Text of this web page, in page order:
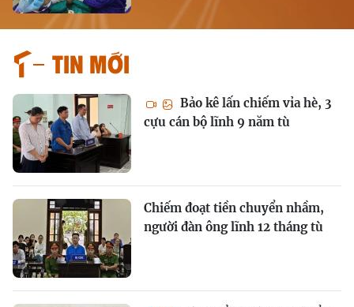
Tin mới
Bảo kê lấn chiếm vỉa hè, 3
cựu cán bộ lĩnh 9 năm tù
Chiếm đoạt tiền chuyển nhầm,
người đàn ông lĩnh 12 tháng tù